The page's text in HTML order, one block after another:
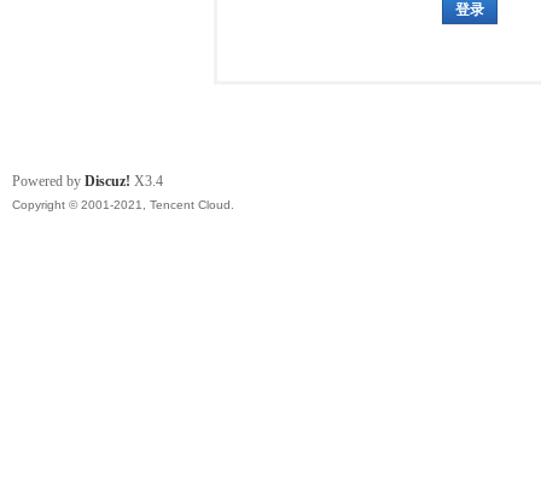
登录
Powered by Discuz! X3.4
Copyright © 2001-2021, Tencent Cloud.